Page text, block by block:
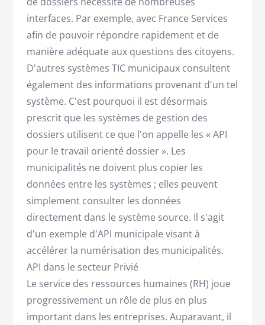
interfaces. Par exemple, avec France Services
afin de pouvoir répondre rapidement et de
manière adéquate aux questions des citoyens.
D'autres systèmes TIC municipaux consultent
également des informations provenant d'un tel
système. C'est pourquoi il est désormais
prescrit que les systèmes de gestion des
dossiers utilisent ce que l'on appelle les « API
pour le travail orienté dossier ». Les
municipalités ne doivent plus copier les
données entre les systèmes ; elles peuvent
simplement consulter les données
directement dans le système source. Il s'agit
d'un exemple d'API municipale visant à
accélérer la numérisation des municipalités.
API dans le secteur Privié
Le service des ressources humaines (RH) joue
progressivement un rôle de plus en plus
important dans les entreprises. Auparavant, il